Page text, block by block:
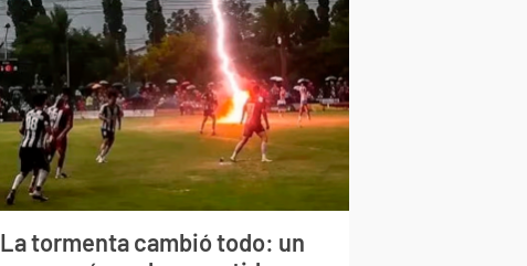
La tormenta cambió todo: un